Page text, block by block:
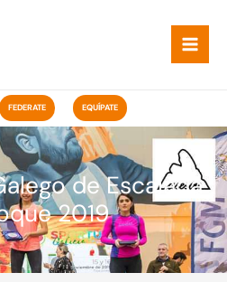
FEDERATE EQUÍPATE
de Escalada
2019